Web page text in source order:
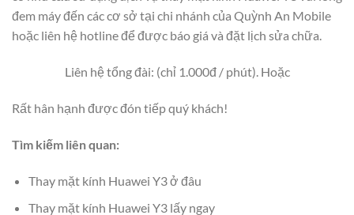
đem máy đến các cơ sở tại chi nhánh của Quỳnh An Mobile
hoặc liên hệ hotline để được báo giá và đặt lịch sửa chữa.
Liên hệ tổng đài: (chỉ 1.000đ / phút). Hoặc
Rất hân hạnh được đón tiếp quý khách!
Tìm kiếm liên quan:
Thay mặt kính Huawei Y3 ở đâu
Thay mặt kính Huawei Y3 lấy ngay